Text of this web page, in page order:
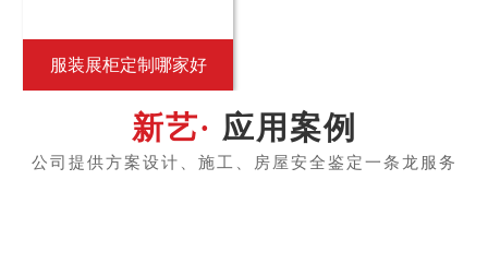
服装展柜定制哪家好
应用案例